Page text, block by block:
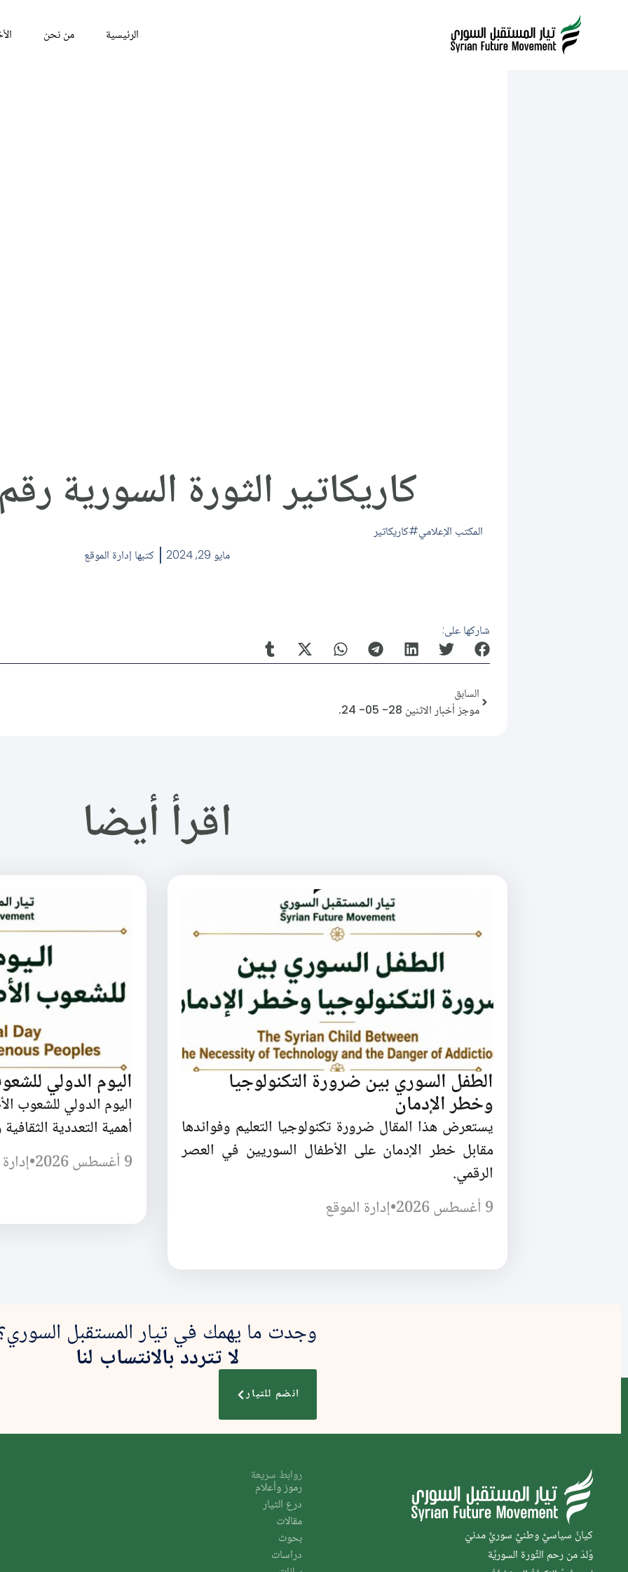
الرئيسية من نحن
كاريكاتير الثورة السورية رقم
المكتب الإعلامي
كاريكاتير
مايو 29, 2024
كتبها إدارة الموقع
شاركها على:
السابق
موجز أخبار الاثنين 28- 05- 24.
اقرأ أيضا
الطفل السوري بين ضرورة التكنولوجيا
وخطر الإدمان
يستعرض هذا المقال ضرورة تكنولوجيا التعليم وفوائدها
مقابل خطر الإدمان على الأطفال السوريين في العصر
الرقمي.
9 أغسطس 2026
•إدارة الموقع
اليوم الدولي
اليوم الدولي للشعوب
أهمية التعددية
9 أغسطس 2026
•
وجدت ما يهمك في تيار المستقبل
لا تتردد بالانتساب لنا
انضم للتيار
كيانٌ سياسيٌّ وطنيٌّ سوريٌّ مدنيّ
وُلدَ من رحم الثَّورة السوريَّة
روابط سريعة
رموز وأعلام
درع التيار
مقالات
بحوث
دراسات